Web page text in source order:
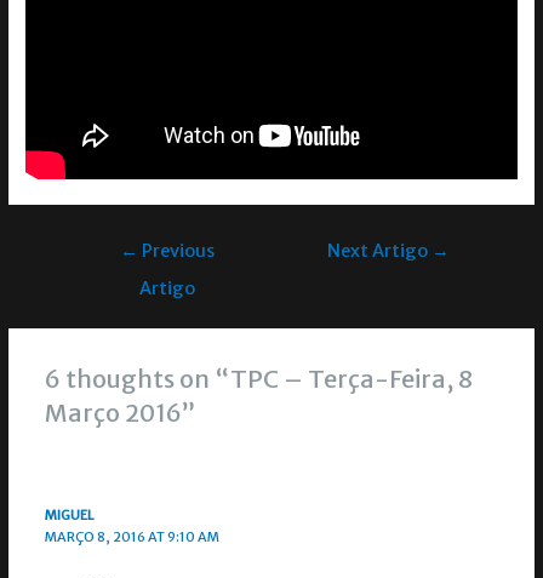
← Previous
Artigo
Next Artigo →
6 thoughts on “TPC – Terça-Feira, 8
Março 2016”
MIGUEL
MARÇO 8, 2016 AT 9:10 AM